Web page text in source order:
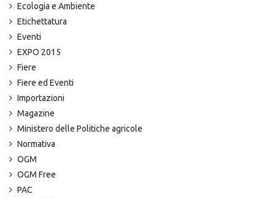
Ecologia e Ambiente
Etichettatura
Eventi
EXPO 2015
Fiere
Fiere ed Eventi
Importazioni
Magazine
Ministero delle Politiche agricole
Normativa
OGM
OGM Free
PAC